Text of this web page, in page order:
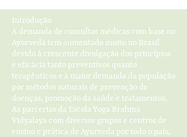
Introdução
A demanda de consultas médicas com base no
Ayurveda tem aumentado muito no Brasil
devido à crescente divulgação dos princípios
e eficácia tanto preventivos quanto
terapêuticos e à maior demanda da população
por métodos naturais de prevenção de
doenças, promoção da saúde e tratamentos.
As parcerias da Escola Yoga Brahma
Vidyalaya com diversos grupos e centros de
ensino e prática de Ayurveda por todo o país,